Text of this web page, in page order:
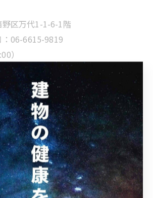
区万代1-1-6-1階
：06-6615-9819
）
てから10年ほど放置している
割れがある
粉状のものが付着する
が気になる。
屋根や外壁が傷ついてしまった
業者の良し悪しがわからない